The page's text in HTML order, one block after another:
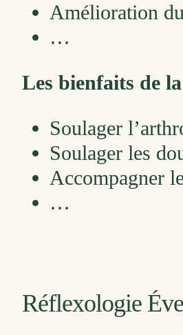
Amélioration
…
Les bienfaits de la
Soulager
Soulager les
Accompagner
…
Réflexologie